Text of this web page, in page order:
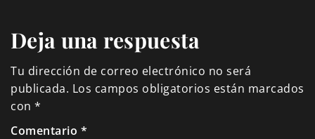
Deja una respuesta
Tu dirección de correo electrónico no será
publicada. Los campos obligatorios están marcados
con *
Comentario *